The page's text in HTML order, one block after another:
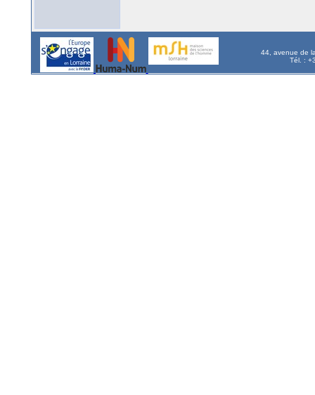
44, avenue de
Tél. :